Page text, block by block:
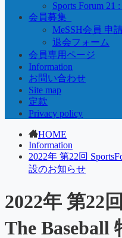
Sports Forum 21 :
会員募集_
MeSSH会員 申
退会フォーム
会員専用ページ
Information
お問い合わせ
Site map
定款
Privacy policy
HOME
Information
2022年 第22回
設のお知らせ
2022年 第22
The Baseball